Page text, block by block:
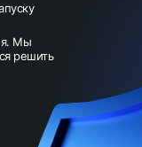
Мы
решить